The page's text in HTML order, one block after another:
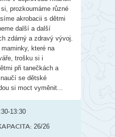
prozkoumáme různé
akrobacii s dětmi
další a další
zdárný a zdravý vývoj.
které na
trošku si i
při tanečkách a
se dětské
si moct vyměnit...
13:30
26/26